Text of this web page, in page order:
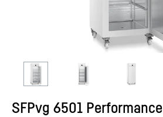
SFPvg 6501 Performance